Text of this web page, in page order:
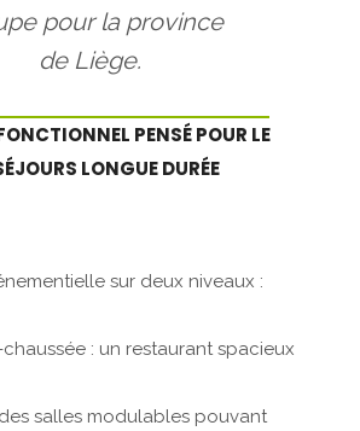
pour la province
de Liège.
PENSÉ POUR LE
LONGUE DURÉE
sur deux niveaux :
: un restaurant spacieux
salles modulables pouvant